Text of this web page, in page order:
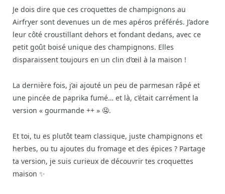
Je dois dire que ces croquettes de champignons au
Airfryer sont devenues un de mes apéros préférés. J’adore
leur côté croustillant dehors et fondant dedans, avec ce
petit goût boisé unique des champignons. Elles
disparaissent toujours en un clin d’œil à la maison !
La dernière fois, j’ai ajouté un peu de parmesan râpé et
une pincée de paprika fumé… et là, c’était carrément la
version « gourmande ++ » 🤤.
Et toi, tu es plutôt team classique, juste champignons et
herbes, ou tu ajoutes du fromage et des épices ? Partage
ta version, je suis curieux de découvrir tes croquettes
maison ✨